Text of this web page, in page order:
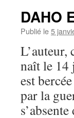
DAHO
Publié le5
naît le 14
est
par la